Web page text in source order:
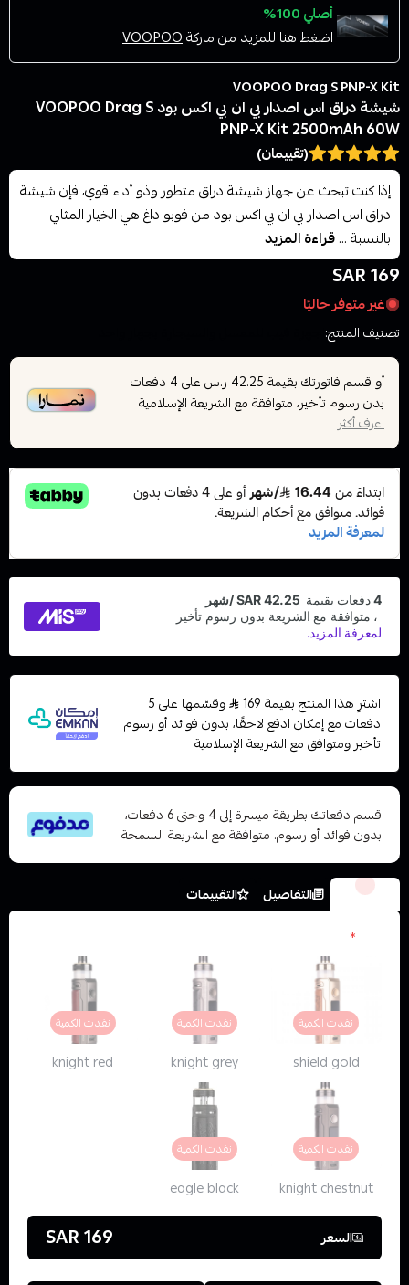
أصلي 100%
اضغط هنا للمزيد من ماركةVOOPOO
VOOPOO Drag S PNP-X Kit
شيشة دراق اس اصدار بي ان بي اكس بود VOOPOO Drag S
PNP-X Kit 2500mAh 60W
(تقييمان)
إذا كنت تبحث عن جهاز شيشة دراق متطور وذو أداء قوي، فإن شيشة
دراق اس اصدار بي ان بي اكس بود من فوبو داغ هي الخيار المثالي
بالنسبة ...قراءة المزيد
169 SAR
غير متوفر حاليًا
تصنيف المنتج:
أو قسم فاتورتك بقيمة 42.25 ر.س على4 دفعات
بدون رسوم تأخير، متوافقة مع الشريعة الإسلامية
اعرف أكثر
اشترِ هذا المنتج بقيمة 169
وقسّمها على 5
دفعات مع إمكان ادفع لاحقًا، بدون فوائد أو رسوم
تأخير ومتوافق مع الشريعة الإسلامية
قسم دفعاتك بطريقة ميسرة إلى 4 وحتى 6 دفعات،
بدون فوائد أو رسوم. متوافقة مع الشريعة السمحة
الخيارات التفاصيل
التقييمات
*
نفدت الكمية
shield gold
نفدت الكمية
knight grey
نفدت الكمية
knight red
نفدت الكمية
knight chestnut
نفدت الكمية
eagle black
السعر 169 SAR